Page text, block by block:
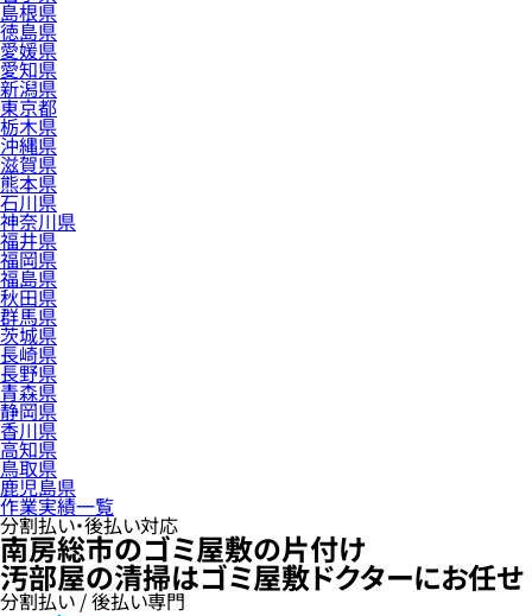
島根県
徳島県
愛媛県
愛知県
新潟県
東京都
栃木県
沖縄県
滋賀県
熊本県
石川県
神奈川県
福井県
福岡県
福島県
秋田県
群馬県
茨城県
長崎県
長野県
青森県
静岡県
香川県
高知県
鳥取県
鹿児島県
作業実績一覧
分割払い・後払い対応
南房総市のゴミ屋敷の片付け
汚部屋の清掃はゴミ屋敷ドクターにお任せ
分割払い / 後払い専門